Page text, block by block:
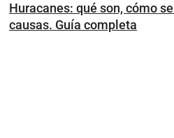
Huracanes: qué son, cómo
causas. Guía completa